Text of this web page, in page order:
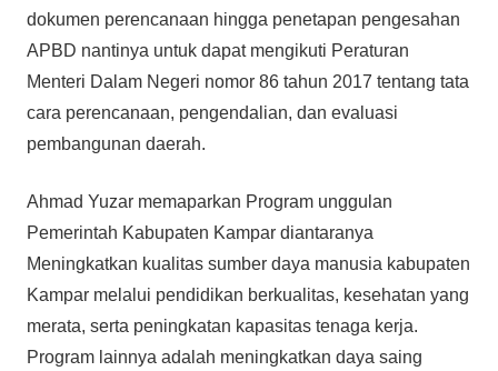
dokumen perencanaan hingga penetapan pengesahan
APBD nantinya untuk dapat mengikuti Peraturan
Menteri Dalam Negeri nomor 86 tahun 2017 tentang tata
cara perencanaan, pengendalian, dan evaluasi
pembangunan daerah.
Ahmad Yuzar memaparkan Program unggulan
Pemerintah Kabupaten Kampar diantaranya
Meningkatkan kualitas sumber daya manusia kabupaten
Kampar melalui pendidikan berkualitas, kesehatan yang
merata, serta peningkatan kapasitas tenaga kerja.
Program lainnya adalah meningkatkan daya saing